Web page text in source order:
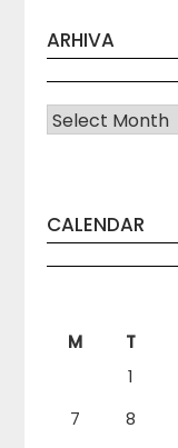
ARHIVA
Arhiva
CALENDAR
M T
1
7
8